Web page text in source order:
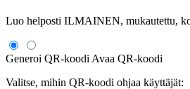
Luo helposti ILMAINEN, mukautettu,
Generoi QR-koodi Avaa QR-koodi
Valitse, mihin QR-koodi ohjaa käyttäjät: